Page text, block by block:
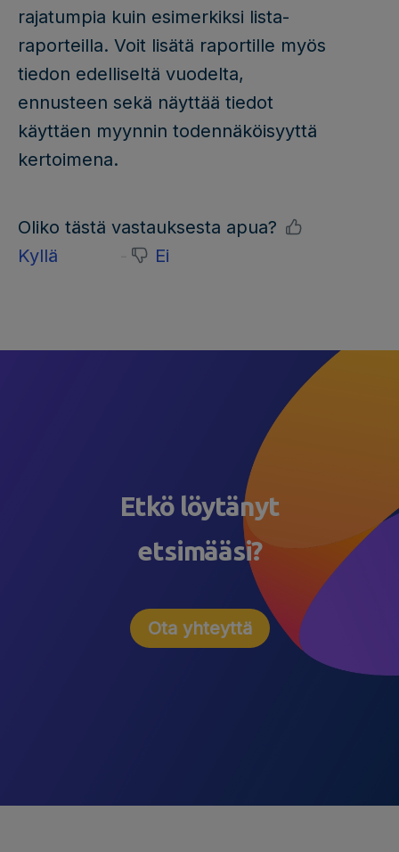
rajatumpia kuin esimerkiksi lista-
raporteilla. Voit lisätä raportille myös
tiedon edelliseltä vuodelta,
ennusteen sekä näyttää tiedot
käyttäen myynnin todennäköisyyttä
kertoimena.
Oliko tästä vastauksesta apua?
Kyllä
Ei
Etkö löytänyt
etsimääsi?
Ota yhteyttä